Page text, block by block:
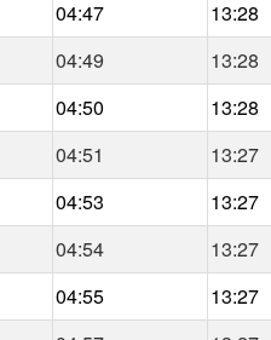
04:47 13:28
04:49 13:28
04:50 13:28
04:51 13:27
04:53 13:27
04:54 13:27
04:55 13:27